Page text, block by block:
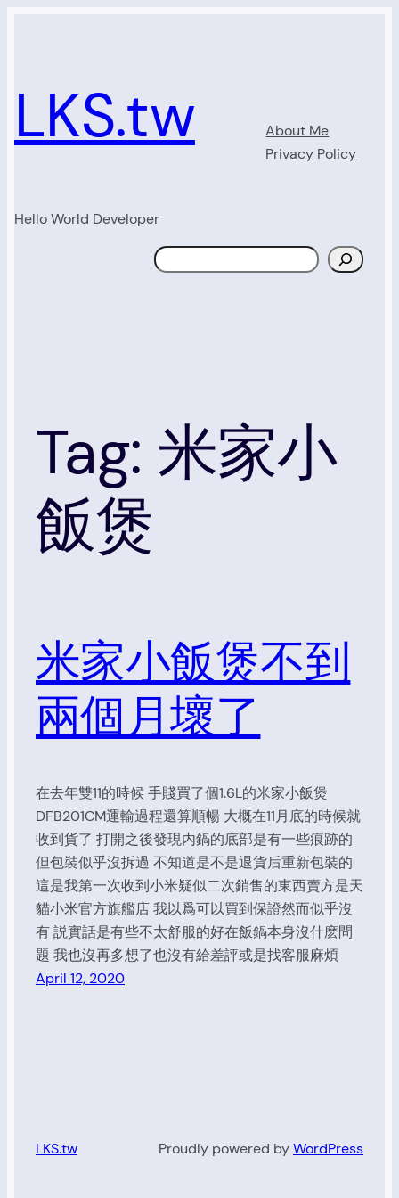
LKS.tw
Hello World Developer
About Me
Privacy Policy
Search
Tag: 米家小
飯煲
米家小飯煲不到
兩個月壞了
在去年雙11的時候 手賤買了個1.6L的米家小飯煲
DFB201CM運輸過程還算順暢 大概在11月底的時候就
收到貨了 打開之後發現内鍋的底部是有一些痕跡的
但包裝似乎沒拆過 不知道是不是退貨后重新包裝的
這是我第一次收到小米疑似二次銷售的東西賣方是天
貓小米官方旗艦店 我以爲可以買到保證然而似乎沒
有 説實話是有些不太舒服的好在飯鍋本身沒什麽問
題 我也沒再多想了也沒有給差評或是找客服麻煩
April 12, 2020
LKS.tw Proudly powered byWordPress